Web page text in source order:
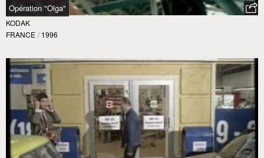
Opération "Olga"
KODAK
FRANCE / 1996